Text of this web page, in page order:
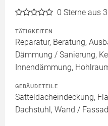
0 Sterne aus
TÄTIGKEITEN
Reparatur, Beratung,
Dämmung / Sanierung,
Innendämmung,
GEBÄUDETEILE
Satteldacheindeckung,
Dachstuhl, Wand /